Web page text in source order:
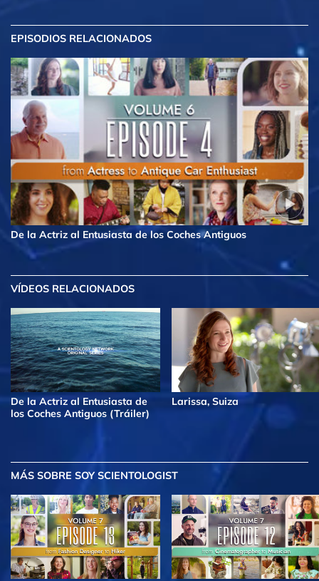
EPISODIOS RELACIONADOS
De la Actriz al Entusiasta de los Coches Antiguos
VÍDEOS RELACIONADOS
De la Actriz al Entusiasta de
los Coches Antiguos (Tráiler)
Larissa, Suiza
MÁS SOBRE SOY SCIENTOLOGIST